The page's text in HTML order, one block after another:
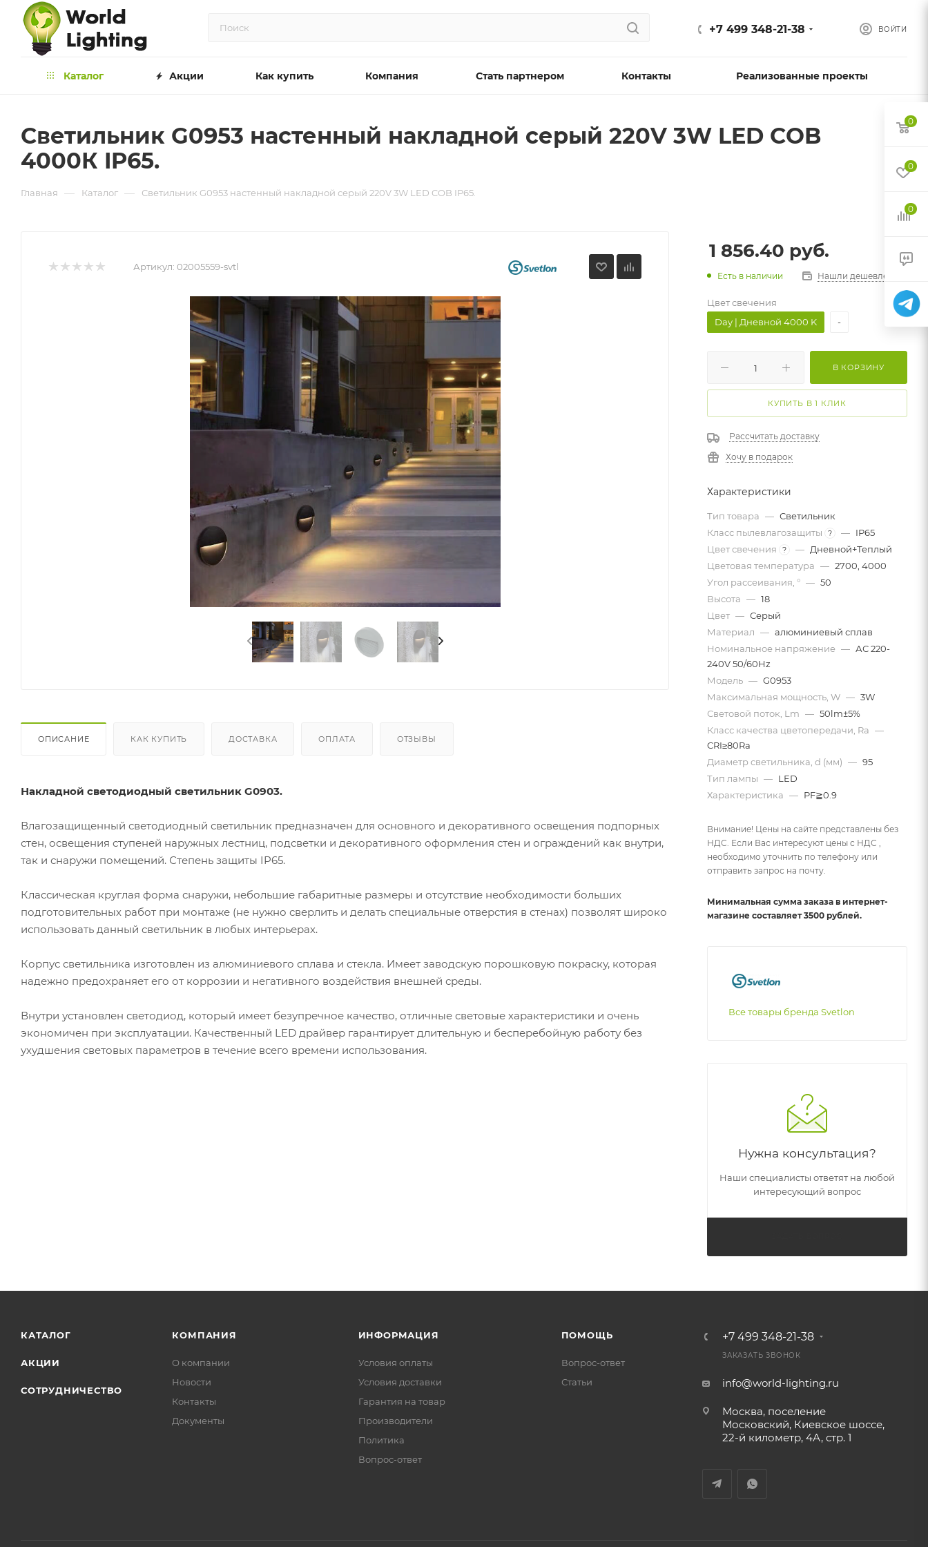
ВОЙТИ
+7 499 348-21-38
Каталог Акции Как купить Компания Стать партнером Контакты Реализованные проекты
Светильник G0953 наcтенный накладной серый 220V 3W LED COB
4000К IP65.
Главная — Каталог — Светильник G0953 наcтенный накладной серый 220V 3W LED COB IP65.
Артикул: 02005559-svtl
ОПИСАНИЕ КАК КУПИТЬ ДОСТАВКА ОПЛАТА ОТЗЫВЫ
Накладной светодиодный светильник G0903.
Влагозащищенный светодиодный светильник предназначен для основного и декоративного освещения подпорных
стен, освещения ступеней наружных лестниц, подсветки и декоративного оформления стен и ограждений как внутри,
так и снаружи помещений. Степень защиты IP65.
Классическая круглая форма снаружи, небольшие габаритные размеры и отсутствие необходимости больших
подготовительных работ при монтаже (не нужно сверлить и делать специальные отверстия в стенах) позволят широко
использовать данный светильник в любых интерьерах.
Корпус светильника изготовлен из алюминиевого сплава и стекла. Имеет заводскую порошковую покраску, которая
надежно предохраняет его от коррозии и негативного воздействия внешней среды.
Внутри установлен светодиод, который имеет безупречное качество, отличные световые характеристики и очень
экономичен при эксплуатации. Качественный LED драйвер гарантирует длительную и бесперебойную работу без
ухудшения световых параметров в течение всего времени использования.
1 856.40 руб.
Есть в наличии Нашли дешевле?
Цвет свечения
Day | Дневной 4000 K
-
В КОРЗИНУ
КУПИТЬ В 1 КЛИК
Рассчитать доставку
Хочу в подарок
Характеристики
Тип товара — Светильник
Класс пылевлагозащиты
? — IP65
Цвет свечения
? — Дневной+Теплый
Цветовая температура — 2700, 4000
Угол рассеивания, ° — 50
Высота — 18
Цвет — Серый
Материал — алюминиевый сплав
Номинальное напряжение — АС 220-
240V 50/60Hz
Модель — G0953
Максимальная мощность, W — 3W
Световой поток, Lm — 50lm±5%
Класс качества цветопередачи, Ra —
CRI≥80Ra
Диаметр светильника, d (мм) — 95
Тип лампы — LED
Характеристика — PF≧0.9
Внимание! Цены на сайте представлены без
НДС. Если Вас интересуют цены с НДС ,
необходимо уточнить по телефону или
отправить запрос на почту.
Минимальная сумма заказа в интернет-
магазине составляет 3500 рублей.
Все товары бренда Svetlon
Нужна консультация?
Наши специалисты ответят на любой
интересующий вопрос
КАТАЛОГ
АКЦИИ
СОТРУДНИЧЕСТВО
КОМПАНИЯ
О компании
Новости
Контакты
Документы
ИНФОРМАЦИЯ
Условия оплаты
Условия доставки
Гарантия на товар
Производители
Политика
Вопрос-ответ
ПОМОЩЬ
Вопрос-ответ
Статьи
+7 499 348-21-38
ЗАКАЗАТЬ ЗВОНОК
info@world-lighting.ru
Москва, поселение
Московский, Киевское шоссе,
22-й километр, 4А, стр. 1
0
0
0